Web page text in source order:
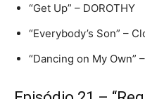
“Get Up” – DOROTHY
“Everybody’s Son” –
“Dancing on My Own”